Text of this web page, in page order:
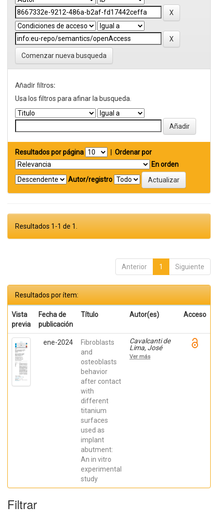
Comenzar nueva busqueda
Añadir filtros:
Usa los filtros para afinar la busqueda.
Resultados por página
Ordenar por
En orden
Autor/registro
Resultados 1-1 de 1.
Anterior 1 Siguiente
Resultados por ítem:
Vista
previa
Fecha de
publicación
Título Autor(es) Acceso
ene-2024
Fibroblasts
and
osteoblasts
behavior
after contact
with
different
titanium
surfaces
used as
implant
abutment:
An in vitro
experimental
study
Cavalcanti de
Lima, José
Henrique;
Robbs ,
Ver más
Filtrar